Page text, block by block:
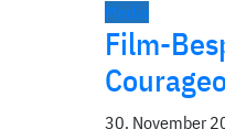
Media
Film-
30. November